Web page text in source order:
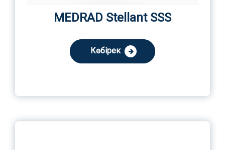
MEDRAD Stellant SSS
Көбірек